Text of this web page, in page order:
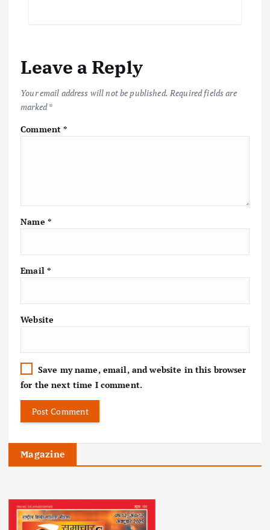
Leave a Reply
Your email address will not be published. Required fields are
marked*
Comment*
Name *
Email *
Website
Save my name, email, and website in this browser
for the next time I comment.
Magazine